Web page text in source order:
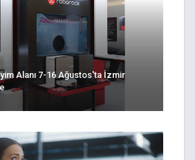
Alanı 7-16 Ağustos'ta İzmir